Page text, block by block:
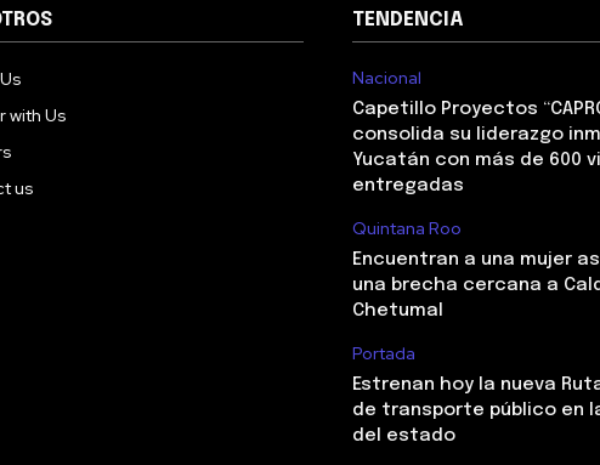
with Us
us
TENDENCIA
Nacional
Capetillo Proyectos
consolida su liderazgo
Yucatán con más de 600
entregadas
Quintana Roo
Encuentran a una mujer
una brecha cercana a
Chetumal
Portada
Estrenan hoy la nueva
de transporte público en
del estado